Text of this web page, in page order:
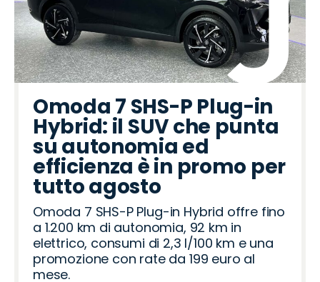
Omoda 7 SHS-P Plug-in
Hybrid: il SUV che punta
su autonomia ed
efficienza è in promo per
tutto agosto
Omoda 7 SHS-P Plug-in Hybrid offre fino
a 1.200 km di autonomia, 92 km in
elettrico, consumi di 2,3 l/100 km e una
promozione con rate da 199 euro al
mese.